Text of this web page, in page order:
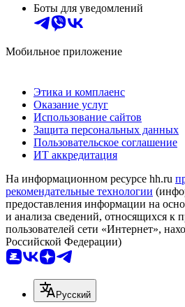
Боты для уведомлений
Мобильное приложение
Этика и комплаенс
Оказание услуг
Использование сайтов
Защита персональных данных
Пользовательское соглашение
ИТ аккредитация
На информационном ресурсе hh.ru
рекомендательные технологии
предоставления информации на
и анализа сведений, относящихся к
пользователей сети «Интернет»,
Российской Федерации)
Русский